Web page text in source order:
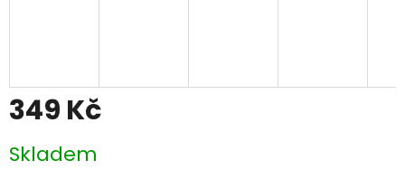
349 Kč
cena:
Skladem